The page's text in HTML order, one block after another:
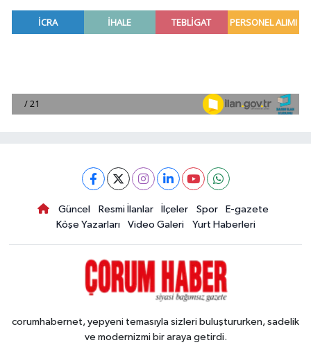
Güncel Resmi İlanlar İlçeler Spor
E-gazete
Köşe Yazarları
Video Galeri Yurt Haberleri
corumhabernet, yepyeni temasıyla sizleri buluştururken, sadelik
ve modernizmi bir araya getirdi.